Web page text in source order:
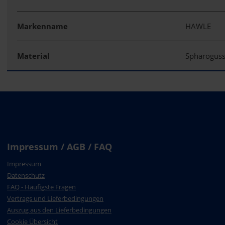
Markenname HAWLE
Material Sphäroguss
Impressum / AGB / FAQ
Impressum
Datenschutz
FAQ - Häufigste Fragen
Vertrags und Lieferbedingungen
Auszug aus den Lieferbedingungen
Cookie Übersicht